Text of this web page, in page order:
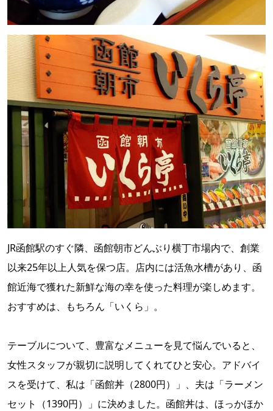
JR函館駅のすぐ隣、函館朝市どんぶり横丁市場内で、創業
以来25年以上人気を保つ店。店内には活魚水槽があり、函
館近海で獲れた新鮮な海の幸を使った料理が楽しめます。
おすすめは、もちろん「いくら」。
テーブルについて、豊富なメニューを見て悩んでいると、
女性スタッフが親切に説明してくれてひと安心。アドバイ
スを受けて、私は「函館丼（2800円）」、夫は「ラーメン
セット（1390円）」に決めました。函館丼は、ほっかほか